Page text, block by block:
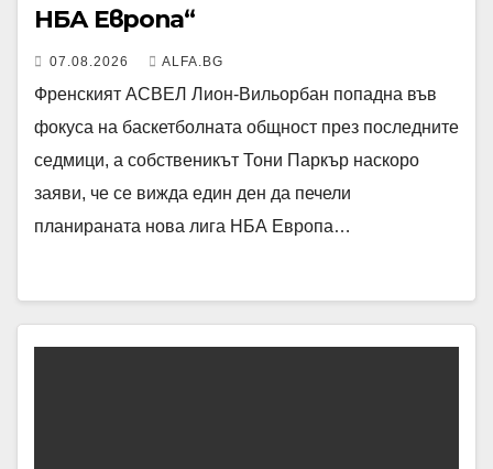
НБА Европа“
07.08.2026 ALFA.BG
Френският АСВЕЛ Лион-Вильорбан попадна във
фокуса на баскетболната общност през последните
седмици, а собственикът Тони Паркър наскоро
заяви, че се вижда един ден да печели
планираната нова лига НБА Европа…